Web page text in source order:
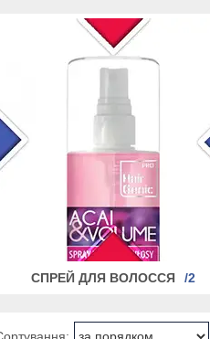
СПРЕЙ ДЛЯ ВОЛОССЯ 2